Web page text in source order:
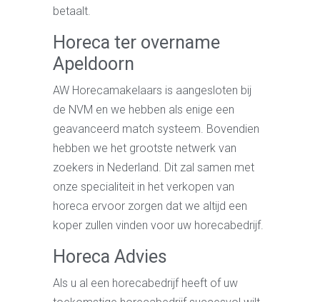
betaalt.
Horeca ter overname
Apeldoorn
AW Horecamakelaars is aangesloten bij
de NVM en we hebben als enige een
geavanceerd match systeem. Bovendien
hebben we het grootste netwerk van
zoekers in Nederland. Dit zal samen met
onze specialiteit in het verkopen van
horeca ervoor zorgen dat we altijd een
koper zullen vinden voor uw horecabedrijf.
Horeca Advies
Als u al een horecabedrijf heeft of uw